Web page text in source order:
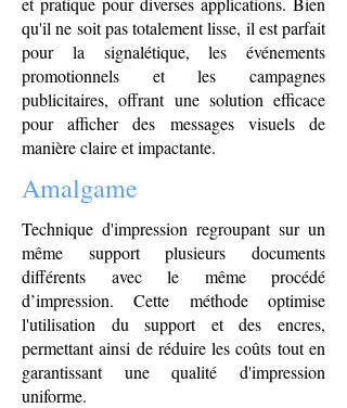
qu'il ne soit pas totalement lisse, il est parfait
pour la signalétique, les événements
promotionnels et les campagnes
publicitaires, offrant une solution efficace
pour afficher des messages visuels de
manière claire et impactante.
Amalgame
Technique d'impression regroupant sur un
même support plusieurs documents
différents avec le même procédé
d’impression. Cette méthode optimise
l'utilisation du support et des encres,
permettant ainsi de réduire les coûts tout en
garantissant une qualité d'impression
uniforme.